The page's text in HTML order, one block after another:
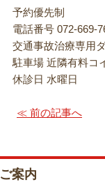
予約優先制
電話番号 072-669-
交通事故治療専用
駐車場 近隣有料コ
休診日 水曜日
≪ 前の記事へ
ご案内